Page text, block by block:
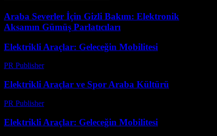
Araba Severler İçin Gizli Bakım: Elektronik
Aksamın Gümüş Parlatıcıları
Elektrikli Araçlar: Geleceğin Mobilitesi
PR Publisher-
Elektrikli Araçlar ve Spor Araba Kültürü
PR Publisher-
Elektrikli Araçlar: Geleceğin Mobilitesi